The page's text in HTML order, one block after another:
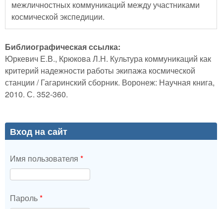
межличностных коммуникаций между участниками
космической экспедиции.
Библиографическая ссылка:
Юркевич Е.В., Крюкова Л.Н. Культура коммуникаций как
критерий надежности работы экипажа космической
станции / Гагаринский сборник. Воронеж: Научная книга,
2010. С. 352-360.
Вход на сайт
Имя пользователя *
Пароль*